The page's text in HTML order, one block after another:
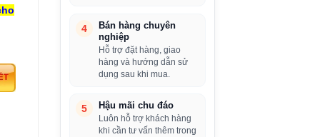
4
Bán hàng chuyên
nghiệp
Hỗ trợ đặt hàng, giao
hàng và hướng dẫn sử
dụng sau khi mua.
5
Hậu mãi chu đáo
Luôn hỗ trợ khách hàng
khi cần tư vấn thêm trong